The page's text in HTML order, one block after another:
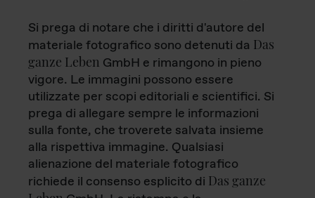
Si prega di notare che i diritti d'autore del
materiale fotografico sono detenuti da Das
ganze Leben GmbH e rimangono in pieno
vigore. Le immagini possono essere
utilizzate per scopi editoriali e scientifici. Si
prega di allegare sempre le informazioni
sulla fonte, che troverete salvata insieme
alla rispettiva immagine. Qualsiasi
alienazione del materiale fotografico
richiede il consenso esplicito di Das ganze